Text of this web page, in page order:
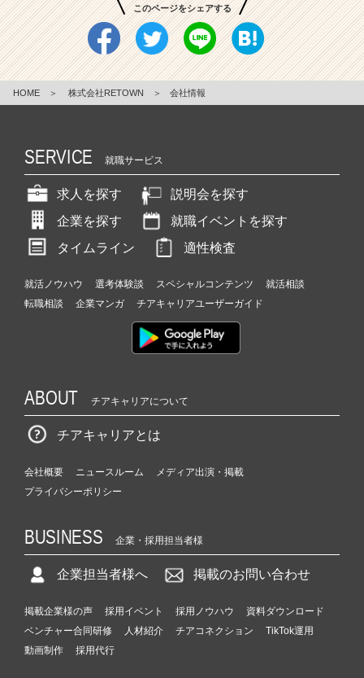
このページをシェアする
HOME ＞ 株式会社RETOWN ＞ 会社情報
SERVICE 就職サービス
求人を探す
説明会を探す
企業を探す
就職イベントを探す
タイムライン
適性検査
就活ノウハウ 選考体験談 スペシャルコンテンツ
就活相談
転職相談
企業マンガ チアキャリアユーザーガイド
ABOUT チアキャリアについて
チアキャリアとは
会社概要 ニュースルーム
メディア出演・掲載
プライバシーポリシー
BUSINESS 企業・採用担当者様
企業担当者様へ 掲載のお問い合わせ
掲載企業様の声 採用イベント 採用ノウハウ
資料ダウンロード
ベンチャー合同研修
人材紹介 チアコネクション
TikTok運用
動画制作
採用代行